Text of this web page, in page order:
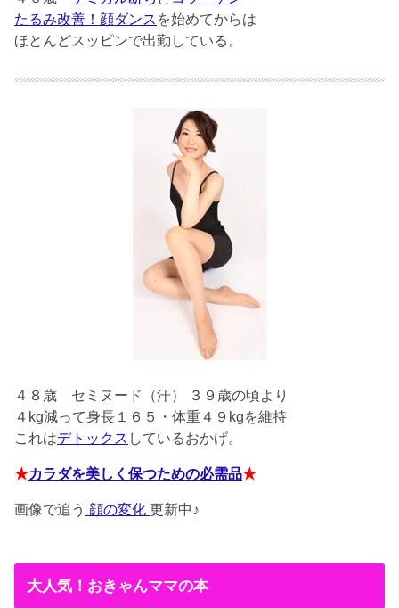
たるみ改善！顔ダンス を始めてからは
ほとんどスッピンで出勤している。
４８歳 セミヌード（汗） ３９歳の頃より
４kg減って身長１６５・体重４９kgを維持
これはデトックス しているおかげ。
★カラダを美しく保つための必需品★
画像で追う 顔の変化 更新中♪
大人気！おきゃんママの本